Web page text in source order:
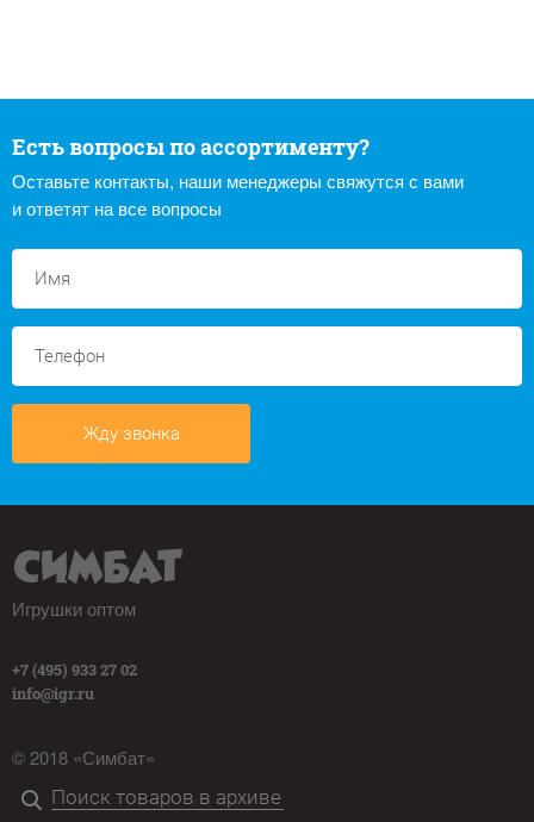
Есть вопросы по ассортименту?
Оставьте контакты, наши менеджеры свяжутся с вами
и ответят на все вопросы
Жду звонка
Игрушки оптом
+7 (495) 933 27 02
info@igr.ru
© 2018 «Симбат»